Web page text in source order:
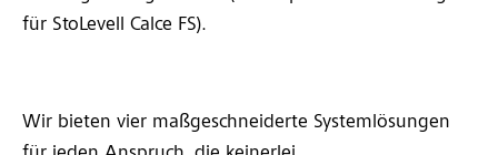
für StoLevell Calce FS).
Wir bieten vier maßgeschneiderte Systemlösungen